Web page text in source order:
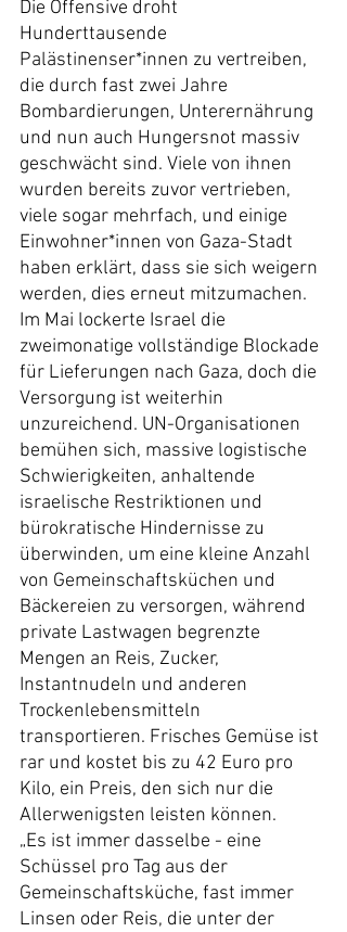
Die Offensive droht
Hunderttausende
Palästinenser*innen zu vertreiben,
die durch fast zwei Jahre
Bombardierungen, Unterernährung
und nun auch Hungersnot massiv
geschwächt sind. Viele von ihnen
wurden bereits zuvor vertrieben,
viele sogar mehrfach, und einige
Einwohner*innen von Gaza-Stadt
haben erklärt, dass sie sich weigern
werden, dies erneut mitzumachen.
Im Mai lockerte Israel die
zweimonatige vollständige Blockade
für Lieferungen nach Gaza, doch die
Versorgung ist weiterhin
unzureichend. UN-Organisationen
bemühen sich, massive logistische
Schwierigkeiten, anhaltende
israelische Restriktionen und
bürokratische Hindernisse zu
überwinden, um eine kleine Anzahl
von Gemeinschaftsküchen und
Bäckereien zu versorgen, während
private Lastwagen begrenzte
Mengen an Reis, Zucker,
Instantnudeln und anderen
Trockenlebensmitteln
transportieren. Frisches Gemüse ist
rar und kostet bis zu 42 Euro pro
Kilo, ein Preis, den sich nur die
Allerwenigsten leisten können.
„Es ist immer dasselbe - eine
Schüssel pro Tag aus der
Gemeinschaftsküche, fast immer
Linsen oder Reis, die unter der